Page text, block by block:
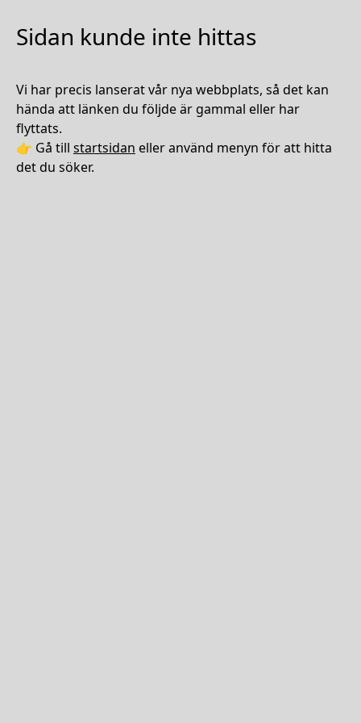
Sidan kunde inte hittas
Vi har precis lanserat vår nya webbplats, så det kan
hända att länken du följde är gammal eller har
flyttats.
👉 Gå till startsidan eller använd menyn för att hitta
det du söker.